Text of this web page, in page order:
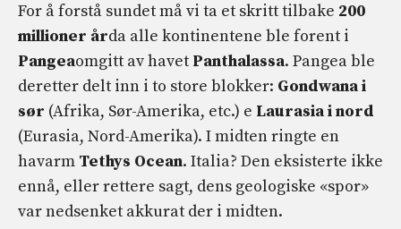
For å forstå sundet må vi ta et skritt tilbake 200
millioner årda alle kontinentene ble forent i
Pangeaomgitt av havet Panthalassa. Pangea ble
deretter delt inn i to store blokker: Gondwana i
sør (Afrika, Sør-Amerika, etc.) e Laurasia i nord
(Eurasia, Nord-Amerika). I midten ringte en
havarm Tethys Ocean. Italia? Den eksisterte ikke
ennå, eller rettere sagt, dens geologiske «spor»
var nedsenket akkurat der i midten.